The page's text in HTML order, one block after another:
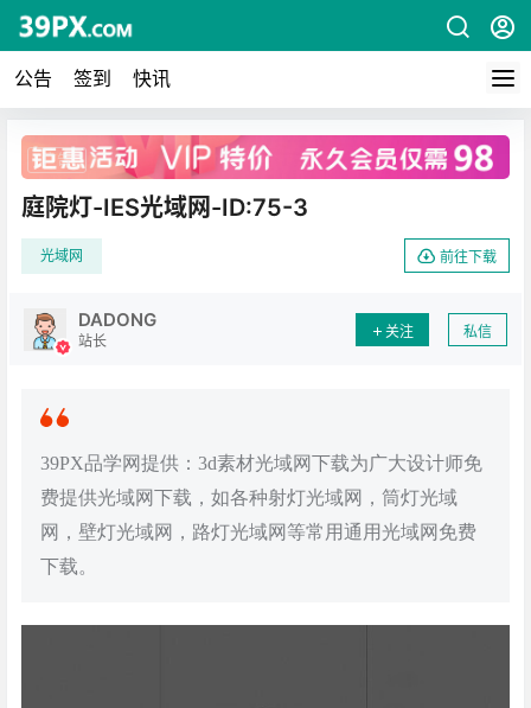
公告 签到 快讯
广告
庭院灯-IES光域网-ID:75-3
光域网 前往下载
DADONG
站长
关注 私信
39PX品学网提供：3d素材光域网下载为广大设计师免
费提供光域网下载，如各种射灯光域网，筒灯光域
网，壁灯光域网，路灯光域网等常用通用光域网免费
下载。